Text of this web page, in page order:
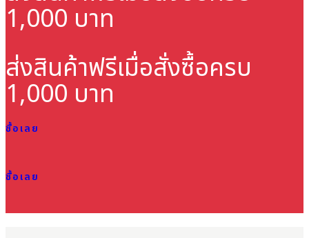
1,000 บาท
ส่งสินค้าฟรีเมื่อสั่งซื้อครบ
1,000 บาท
ซื้อเลย
ซื้อเลย